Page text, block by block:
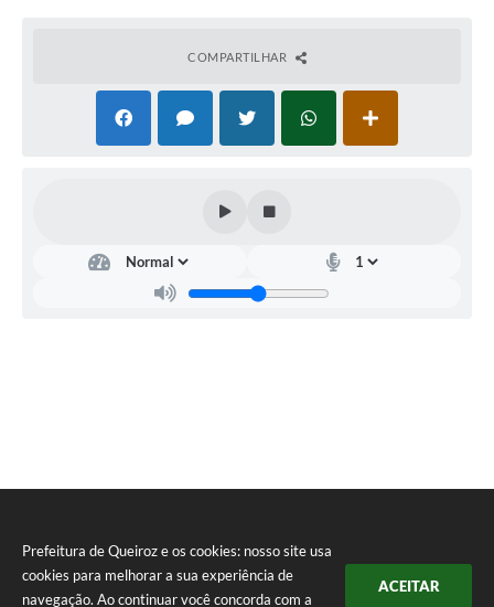
Prefeitura de Queiroz e os cookies: nosso site usa
cookies para melhorar a sua experiência de
navegação. Ao continuar você concorda com a
ACEITAR
COMPARTILHAR